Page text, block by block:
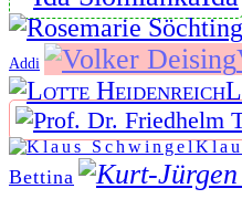
Addi
Bettina